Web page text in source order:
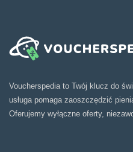
Voucherspedia to Twój klucz do
usługa pomaga zaoszczędzić
Oferujemy wyłączne oferty,